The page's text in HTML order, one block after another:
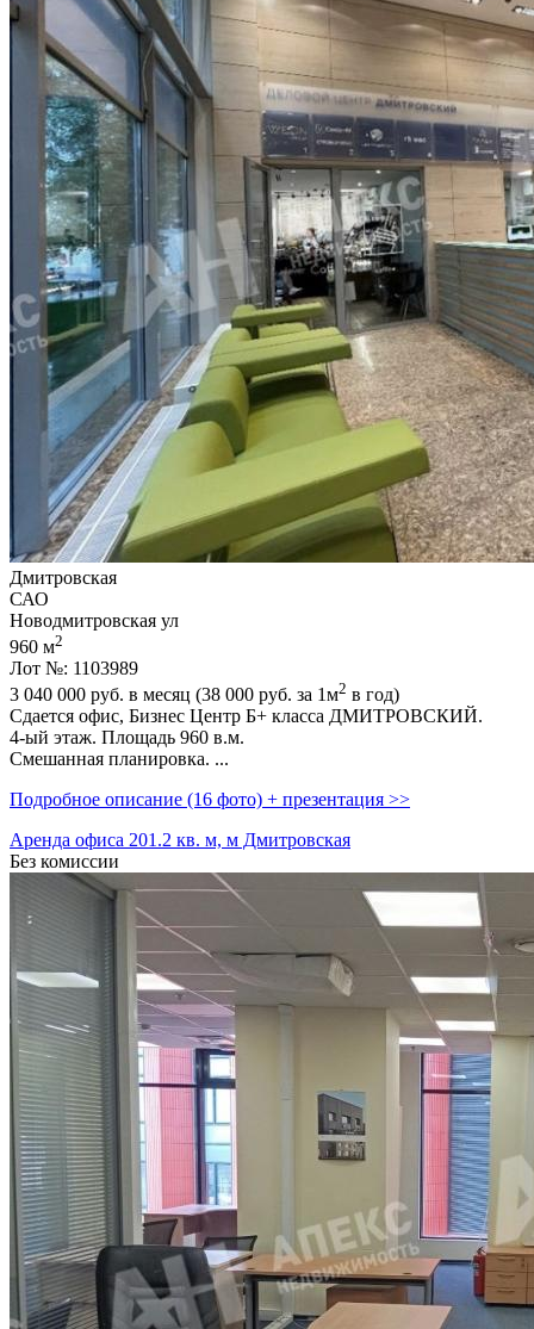
Дмитровская
САО
Новодмитровская ул
960 м2
Лот №: 1103989
3 040 000 руб. в месяц (38 000 руб. за 1м2 в год)
Сдается офис,­ Бизнес Центр Б+ класса ДМИТРОВСКИЙ.
4-ый этаж. Площадь 960 в.м.
Смешанная планировка. ...
Подробное описание (16 фото) + презентация >>
Аренда офиса 201.2 кв. м, м Дмитровская
Без комиссии